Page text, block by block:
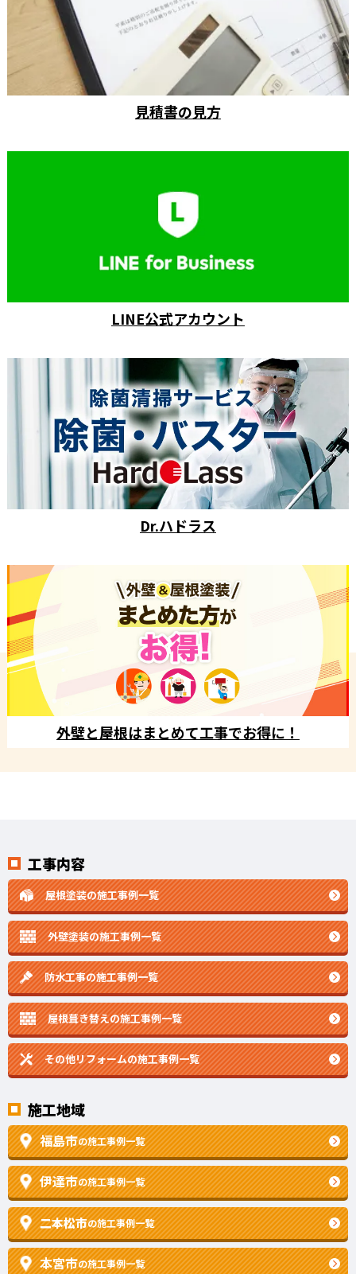
見積書の見方
LINE公式アカウント
Dr.ハドラス
外壁と屋根はまとめて工事でお得に！
工事内容
屋根塗装の施工事例一覧
外壁塗装の施工事例一覧
防水工事の施工事例一覧
屋根葺き替えの施工事例一覧
その他リフォームの施工事例一覧
施工地域
福島市の施工事例一覧
伊達市の施工事例一覧
二本松市の施工事例一覧
本宮市の施工事例一覧